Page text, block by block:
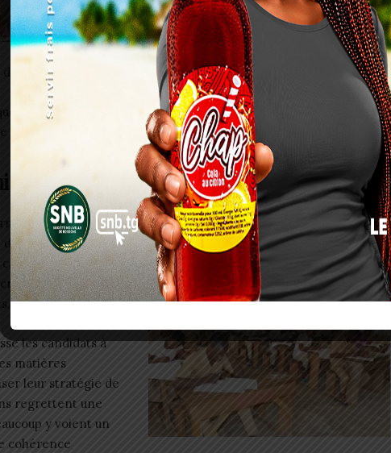
leur vigilance quant au bon déroulement
des épreuves. Des centres urbains comme
Lomé, Kara ou Sokodé aux coins plus reculés
résonne : équité, transparence, sécurité.
ont été renforcés, tant pour la sécurisation des sujets que pour
des copies, garantissant un traitement équitable pour tous.
du BAC dans l’espace UEMOA
passée presque inaperçue a bouleversé le calcul des
des points des matières facultatives est désormais plafonnée. Une
du processus d’harmonisation du BAC dans l’espace UEMOA,
d’évaluation et de faciliter la mobilité des étudiants entre
les candidats à
matières
leur stratégie de
regrettent une
y voient un
cohérence